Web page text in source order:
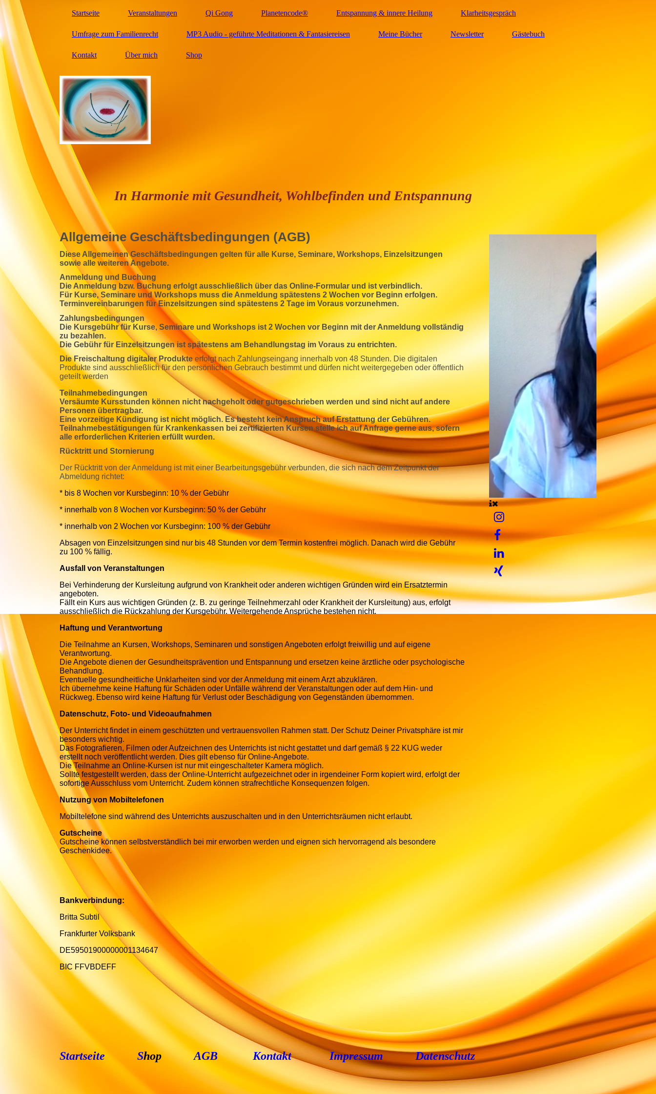
Startseite Veranstaltungen Qi Gong Planetencode® Entspannung & innere Heilung Klarheitsgespräch
Umfrage zum Familienrecht MP3 Audio - geführte Meditationen & Fantasiereisen Meine Bücher Newsletter Gästebuch
Kontakt Über mich Shop
In Harmonie mit Gesundheit, Wohlbefinden und Entspannung
Allgemeine Geschäftsbedingungen (AGB)
Diese Allgemeinen Geschäftsbedingungen gelten für alle Kurse, Seminare, Workshops, Einzelsitzungen
sowie alle weiteren Angebote.
Anmeldung und Buchung
Die Anmeldung bzw. Buchung erfolgt ausschließlich über das Online-Formular und ist verbindlich.
Für Kurse, Seminare und Workshops muss die Anmeldung spätestens 2 Wochen vor Beginn erfolgen.
Terminvereinbarungen für Einzelsitzungen sind spätestens 2 Tage im Voraus vorzunehmen.
Zahlungsbedingungen
Die Kursgebühr für Kurse, Seminare und Workshops ist 2 Wochen vor Beginn mit der Anmeldung vollständig
zu bezahlen.
Die Gebühr für Einzelsitzungen ist spätestens am Behandlungstag im Voraus zu entrichten.
Die Freischaltung digitaler Produkte erfolgt nach Zahlungseingang innerhalb von 48 Stunden. Die digitalen
Produkte sind ausschließlich für den persönlichen Gebrauch bestimmt und dürfen nicht weitergegeben oder öffentlich
geteilt werden
Teilnahmebedingungen
Versäumte Kursstunden können nicht nachgeholt oder gutgeschrieben werden und sind nicht auf andere
Personen übertragbar.
Eine vorzeitige Kündigung ist nicht möglich. Es besteht kein Anspruch auf Erstattung der Gebühren.
Teilnahmebestätigungen für Krankenkassen bei zertifizierten Kursen stelle ich auf Anfrage gerne aus, sofern
alle erforderlichen Kriterien erfüllt wurden.
Rücktritt und Stornierung
Der Rücktritt von der Anmeldung ist mit einer Bearbeitungsgebühr verbunden, die sich nach dem Zeitpunkt der
Abmeldung richtet:
* bis 8 Wochen vor Kursbeginn: 10 % der Gebühr
* innerhalb von 8 Wochen vor Kursbeginn: 50 % der Gebühr
* innerhalb von 2 Wochen vor Kursbeginn: 100 % der Gebühr
Absagen von Einzelsitzungen sind nur bis 48 Stunden vor dem Termin kostenfrei möglich. Danach wird die Gebühr
zu 100 % fällig.
Ausfall von Veranstaltungen
Bei Verhinderung der Kursleitung aufgrund von Krankheit oder anderen wichtigen Gründen wird ein Ersatztermin
angeboten.
Fällt ein Kurs aus wichtigen Gründen (z. B. zu geringe Teilnehmerzahl oder Krankheit der Kursleitung) aus, erfolgt
ausschließlich die Rückzahlung der Kursgebühr. Weitergehende Ansprüche bestehen nicht.
Haftung und Verantwortung
Die Teilnahme an Kursen, Workshops, Seminaren und sonstigen Angeboten erfolgt freiwillig und auf eigene
Verantwortung.
Die Angebote dienen der Gesundheitsprävention und Entspannung und ersetzen keine ärztliche oder psychologische
Behandlung.
Eventuelle gesundheitliche Unklarheiten sind vor der Anmeldung mit einem Arzt abzuklären.
Ich übernehme keine Haftung für Schäden oder Unfälle während der Veranstaltungen oder auf dem Hin- und
Rückweg. Ebenso wird keine Haftung für Verlust oder Beschädigung von Gegenständen übernommen.
Datenschutz, Foto- und Videoaufnahmen
Der Unterricht findet in einem geschützten und vertrauensvollen Rahmen statt. Der Schutz Deiner Privatsphäre ist mir
besonders wichtig.
Das Fotografieren, Filmen oder Aufzeichnen des Unterrichts ist nicht gestattet und darf gemäß § 22 KUG weder
erstellt noch veröffentlicht werden. Dies gilt ebenso für Online-Angebote.
Die Teilnahme an Online-Kursen ist nur mit eingeschalteter Kamera möglich.
Sollte festgestellt werden, dass der Online-Unterricht aufgezeichnet oder in irgendeiner Form kopiert wird, erfolgt der
sofortige Ausschluss vom Unterricht. Zudem können strafrechtliche Konsequenzen folgen.
Nutzung von Mobiltelefonen
Mobiltelefone sind während des Unterrichts auszuschalten und in den Unterrichtsräumen nicht erlaubt.
Gutscheine
Gutscheine können selbstverständlich bei mir erworben werden und eignen sich hervorragend als besondere
Geschenkidee.
Bankverbindung:
Britta Subtil
Frankfurter Volksbank
DE59501900000001134647
BIC FFVBDEFF
Startseite ShopAGB Kontakt Impressum Datenschutz